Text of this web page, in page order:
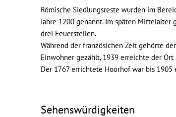
Römische Siedlungsreste wurden im
Jahre 1200 genannt. Im späten
drei Feuerstellen.
Während der französichen Zeit gehörte
Einwohner gezählt, 1939 erreichte der
Der 1767 errichtete Hoorhof war bis 1905
Sehenswürdigkeiten